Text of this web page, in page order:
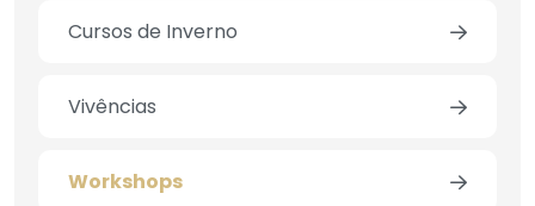
Cursos de Inverno
Vivências
Workshops